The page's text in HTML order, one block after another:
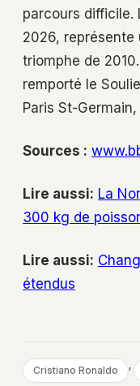
parcours difficile.
2026, représente
triomphe de
remporté le
Paris St-
Sources :
Lire aussi: La
300 kg de
Lire aussi:
étendus
Cristiano Ronaldo ,